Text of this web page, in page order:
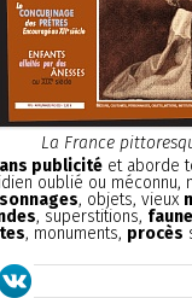
La France
publicité et aborde
oublié ou méconnu,
, objets, vieux
, superstitions,
, monuments, procès